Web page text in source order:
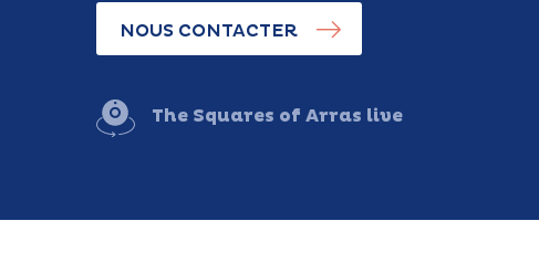
NOUS CONTACTER
The Squares of Arras live